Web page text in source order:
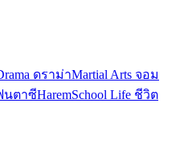
ดราม่าMartial Arts จอม
นตาซีHaremSchool Life ชีวิต